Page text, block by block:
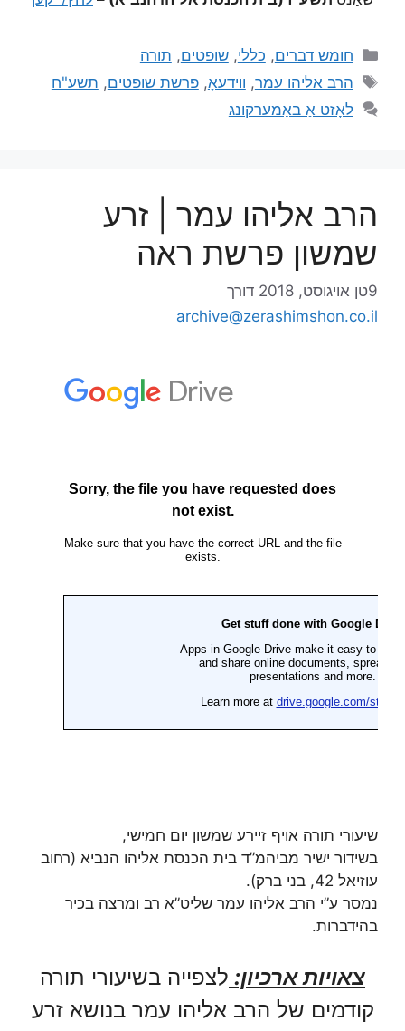
חומש דברים, כללי,שופטים, תורה
הרב אליהו עמר, ווידעאָ,פרשת שופטים, תשע"ח
לאָזט אַ באַמערקונג
הרב אליהו עמר | זרע
שמשון פרשת ראה
9טן אויגוסט, 2018
דורך
archive@zerashimshon.co.il
שיעורי תורה אויף זיירע שמשון יום חמישי,
בשידור ישיר מביהמ”ד בית הכנסת אליהו הנביא (רחוב
עוזיאל 42, בני ברק).
נמסר ע”י הרב אליהו עמר שליט”א רב ומרצה בכיר
בהידברות.
צאויות ארכיון: לצפייה בשיעורי תורה
קודמים של הרב אליהו עמר בנושא זרע